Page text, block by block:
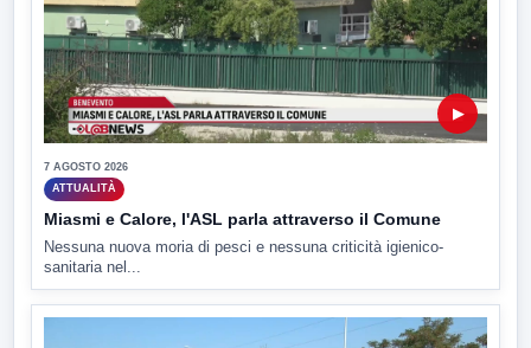
▶
7 AGOSTO 2026
ATTUALITÀ
Miasmi e Calore, l'ASL parla attraverso il Comune
Nessuna nuova moria di pesci e nessuna criticità igienico-
sanitaria nel...